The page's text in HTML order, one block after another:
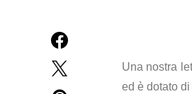
Una nostra
ed è dotato